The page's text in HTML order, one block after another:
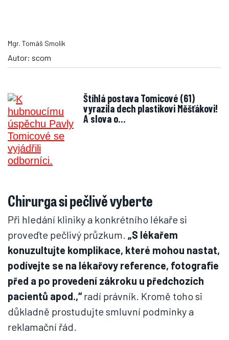
Mgr. Tomáš Smolík
Autor: scom
Štíhlá postava Tomicové (61)
vyrazila dech plastikovi Měšťákovi!
A slova o…
Chirurga si pečlivě vyberte
Při hledání kliniky a konkrétního lékaře si
proveďte pečlivý průzkum. „S lékařem
konuzultujte komplikace, které mohou nastat,
podívejte se na lékařovy reference, fotografie
před a po provedení zákroku u předchozích
pacientů apod.,“radí právník. Kromě toho si
důkladně prostudujte smluvní podmínky a
reklamační řád.